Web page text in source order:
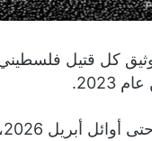
كل قتيل